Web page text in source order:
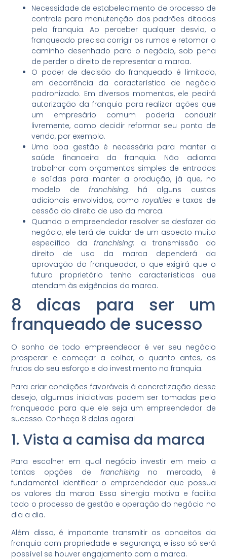
Necessidade de estabelecimento de processo de
controle para manutenção dos padrões ditados
pela franquia. Ao perceber qualquer desvio, o
franqueado precisa corrigir os rumos e retomar o
caminho desenhado para o negócio, sob pena
de perder o direito de representar a marca.
O poder de decisão do franqueado é limitado,
em decorrência da característica de negócio
padronizado. Em diversos momentos, ele pedirá
autorização da franquia para realizar ações que
um empresário comum poderia conduzir
livremente, como decidir reformar seu ponto de
venda, por exemplo.
Uma boa gestão é necessária para manter a
saúde financeira da franquia. Não adianta
trabalhar com orçamentos simples de entradas
e saídas para manter a produção, já que, no
modelo de franchising,há alguns custos
adicionais envolvidos, como royalties e taxas de
cessão do direito de uso da marca.
Quando o empreendedor resolver se desfazer do
negócio, ele terá de cuidar de um aspecto muito
específico da franchising: a transmissão do
direito de uso da marca dependerá da
aprovação do franqueador, o que exigirá que o
futuro proprietário tenha características que
atendam às exigências da marca.
8 dicas para ser um
franqueado de sucesso
O sonho de todo empreendedor é ver seu negócio
prosperar e começar a colher, o quanto antes, os
frutos do seu esforço e do investimento na franquia.
Para criar condições favoráveis à concretização desse
desejo, algumas iniciativas podem ser tomadas pelo
franqueado para que ele seja um empreendedor de
sucesso. Conheça 8 delas agora!
1. Vista a camisa da marca
Para escolher em qual negócio investir em meio a
tantas opções de franchisingno mercado, é
fundamental identificar o empreendedor que possua
os valores da marca. Essa sinergia motiva e facilita
todo o processo de gestão e operação do negócio no
dia a dia.
Além disso, é importante transmitir os conceitos da
franquia com propriedade e segurança, e isso só será
possível se houver engajamento com a marca.